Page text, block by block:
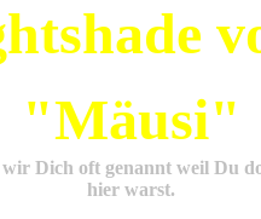
"Mäusi"
Dich oft genannt weil Du
hier warst.